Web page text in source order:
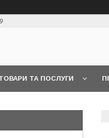
ТА ПОСЛУГИ